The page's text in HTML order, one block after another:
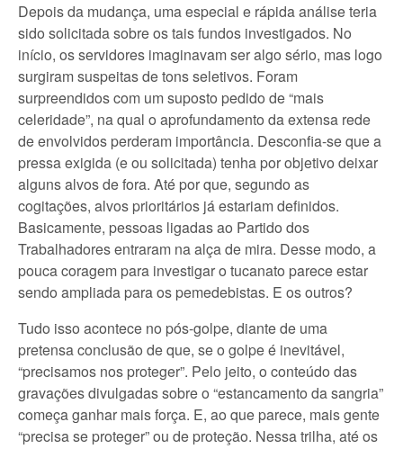
Depois da mudança, uma especial e rápida análise teria
sido solicitada sobre os tais fundos investigados. No
início, os servidores imaginavam ser algo sério, mas logo
surgiram suspeitas de tons seletivos. Foram
surpreendidos com um suposto pedido de “mais
celeridade”, na qual o aprofundamento da extensa rede
de envolvidos perderam importância. Desconfia-se que a
pressa exigida (e ou solicitada) tenha por objetivo deixar
alguns alvos de fora. Até por que, segundo as
cogitações, alvos prioritários já estariam definidos.
Basicamente, pessoas ligadas ao Partido dos
Trabalhadores entraram na alça de mira. Desse modo, a
pouca coragem para investigar o tucanato parece estar
sendo ampliada para os pemedebistas. E os outros?
Tudo isso acontece no pós-golpe, diante de uma
pretensa conclusão de que, se o golpe é inevitável,
“precisamos nos proteger”. Pelo jeito, o conteúdo das
gravações divulgadas sobre o “estancamento da sangria”
começa ganhar mais força. E, ao que parece, mais gente
“precisa se proteger” ou de proteção. Nessa trilha, até os